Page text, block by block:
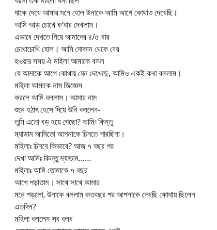
যাকে দেখে আমার মনে হোল উনাকে আমি আগে কোথাও দেখেছি।
আমি আড় চোখে ক’বার দেখলাম।
এভাবে দেখতে গিয়ে আমাদের ৪/৫ বার
চোখাচোখি হোল। আমি দোকান থেকে বের
হওয়ার সময় ঐ মহিলা আমাকে বলল
যে আমাকে আগে কোথায় যেন দেখেছে, আমিও একই কথা বললাম।
মহিলা আমাকে নাম জিজ্ঞেস
করলে আমি বললাম। আমার নাম
শুনে হঠাৎ হেসে দিয়ে উনি বললেন-
তুমি এতো বড় হয়ে গেছো? আমিঃ কিন্তু
ম্যাডাম আমিতো আপনাকে চিনতে পারছিনা।
মহিলাঃ চিনবে কিভাবে? আজ ৭ বছর পর
দেখা আমিঃ কিন্তু ম্যাডাম……
মহিলাঃ আমি তোমাকে ৭ বছর
আগে পড়াতাম। সাথে সাথে আমার
মনে পড়লো, উনাকে বললাম কতবছর পর আপনাকে দেখছি কোথায় ছিলেন
এতদিন?
মহিলা বললেন সব বলব